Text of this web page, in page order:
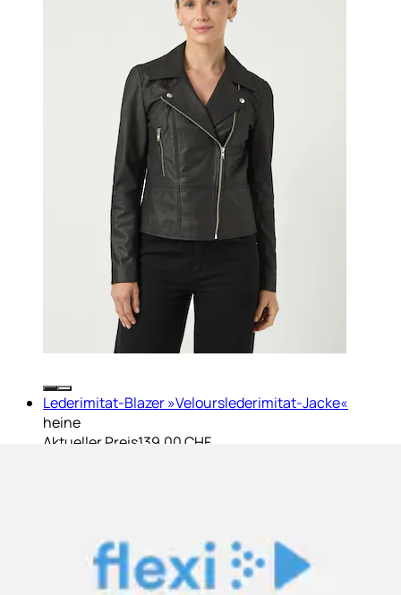
Lederimitat-Blazer »Velourslederimitat-Jacke«
heine
Aktueller Preis139.00 CHF